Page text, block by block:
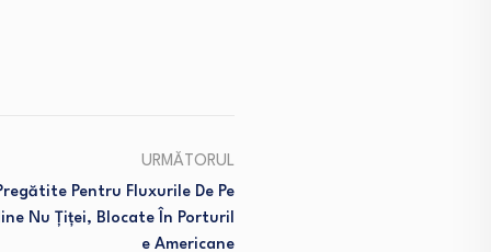
URMĂTORUL
Pentru Fluxurile De Pe
Nu Țiței, Blocate În Porturil
E Americane